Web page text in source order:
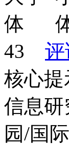
43
评
核心提
信息研
园/国